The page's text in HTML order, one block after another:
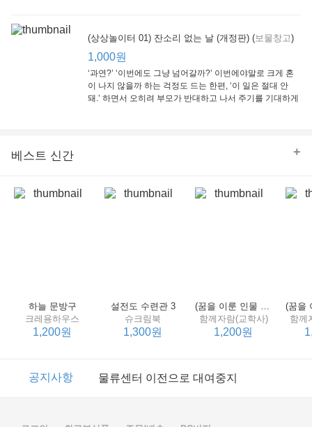
큰솔(토토북)
동아일보사
(상상놀이터 01) 잔소리 없는 날 (개정판) (보물창고)
1,000원
‘과연?’ ‘이번에도 그냥 넘어갈까?’ 이번에야말로 크게 혼
이 나지 않을까 하는 걱정도 드는 한편, ‘이 일은 절대 안
돼.’ 하면서 오히려 부모가 반대하고 나서 주기를 기대하게
베스트 신간 +
하늘 문방구
크레용하우스
1,200원
설전도 수련관 3
슈크림북
1,300원
(꿈을 이룬 인물 탐구 2) 제인 구달
함께자람(교학사)
1,200원
함께
이벤트 2017년 리브피아 여름방학 참고서 이벤트
공지사항 물류센터 이전으로 대여중지